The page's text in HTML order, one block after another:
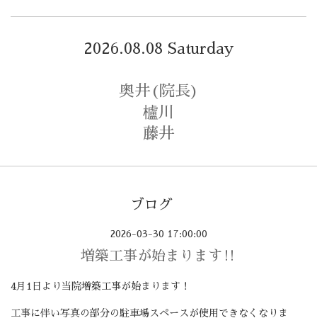
2026.08.08 Saturday
奥井(院長)
櫨川
藤井
ブログ
2026-03-30 17:00:00
増築工事が始まります‼️
4月1日より当院増築工事が始まります！
工事に伴い写真の部分の駐車場スペースが使用できなくなりま